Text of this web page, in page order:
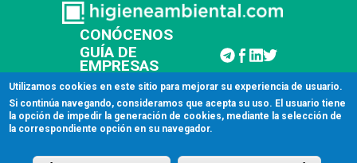
CONÓCENOS
GUÍA DE
EMPRESAS
CONTACTAR
© 2026 Higiene Ambiental
Aviso legal
Utilizamos cookies en este sitio para mejorar su experiencia de usuario.
Si continúa navegando, consideramos que acepta su uso. El usuario tiene
la opción de impedir la generación de cookies, mediante la selección de
la correspondiente opción en su navegador.